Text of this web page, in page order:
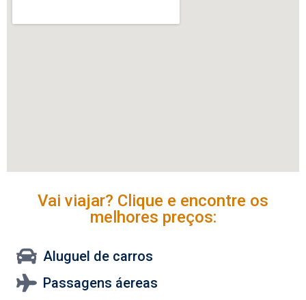
Vai viajar? Clique e encontre os
melhores preços:
Aluguel de carros
Passagens áereas